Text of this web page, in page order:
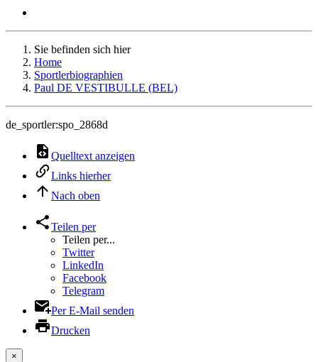
Sie befinden sich hier
Home
Sportlerbiographien
Paul DE VESTIBULLE (BEL)
de_sportler:spo_2868d
Quelltext anzeigen
Links hierher
Nach oben
Teilen per
Teilen per...
Twitter
LinkedIn
Facebook
Telegram
Per E-Mail senden
Drucken
×